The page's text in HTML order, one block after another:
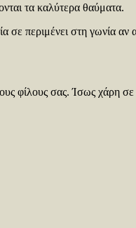
τα καλύτερα θαύματα.
σε περιμένει στη γωνία
φίλους σας. Ίσως χάρη